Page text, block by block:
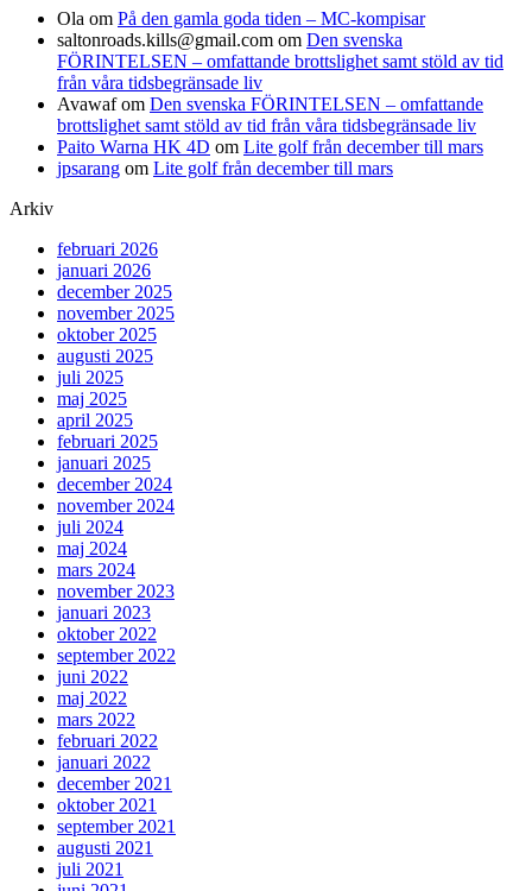
Ola om På den gamla goda tiden – MC-kompisar
saltonroads.kills@gmail.com om Den svenska
FÖRINTELSEN – omfattande brottslighet samt stöld av tid
från våra tidsbegränsade liv
Avawafom Den svenska FÖRINTELSEN – omfattande
brottslighet samt stöld av tid från våra tidsbegränsade liv
Paito Warna HK 4D om Lite golf från december till mars
jpsarang om Lite golf från december till mars
Arkiv
februari 2026
januari 2026
december 2025
november 2025
oktober 2025
augusti 2025
juli 2025
maj 2025
april 2025
februari 2025
januari 2025
december 2024
november 2024
juli 2024
maj 2024
mars 2024
november 2023
januari 2023
oktober 2022
september 2022
juni 2022
maj 2022
mars 2022
februari 2022
januari 2022
december 2021
oktober 2021
september 2021
augusti 2021
juli 2021